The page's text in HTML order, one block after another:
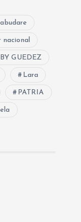
nacional
GUEDEZ
Lara
PATRIA